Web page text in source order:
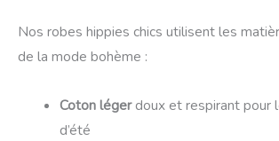
Nos robes hippies chics utilisent les
de la mode bohème :
Coton légerdoux et respirant pour
d’été